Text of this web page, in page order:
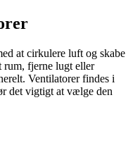
at cirkulere luft og skabe
rum, fjerne lugt eller
Ventilatorer findes i
det vigtigt at vælge den